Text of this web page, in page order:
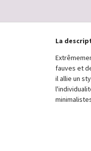
La
fauves et
il allie un